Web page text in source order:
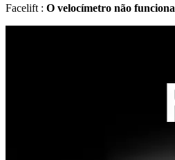
Facelift : O velocímetro não funciona